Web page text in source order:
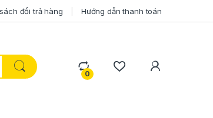
đổi trả hàng Hướng dẫn thanh toán
0